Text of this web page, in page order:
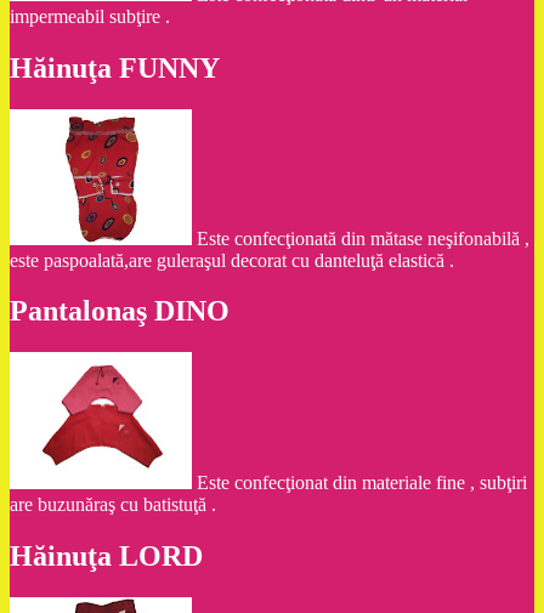
impermeabil subţire .
Hăinuţa FUNNY
Este confecţionată din mătase neşifonabilă ,
este paspoalată,are guleraşul decorat cu danteluţă elastică .
Pantalonaş DINO
Este confecţionat din materiale fine , subţiri
are buzunăraş cu batistuţă .
Hăinuţa LORD